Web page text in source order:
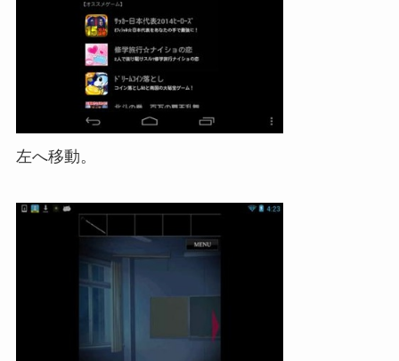
左へ移動。